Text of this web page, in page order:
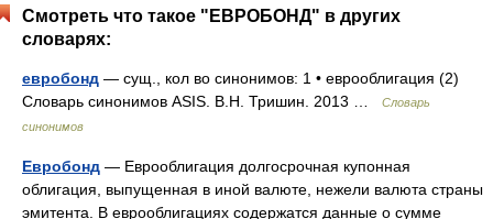
Смотреть что такое "ЕВРОБОНД" в других
словарях:
евробонд — сущ., кол во синонимов: 1 • еврооблигация (2)
Словарь синонимов ASIS. В.Н. Тришин. 2013 …
Словарь
синонимов
Евробонд — Еврооблигация долгосрочная купонная
облигация, выпущенная в иной валюте, нежели валюта страны
эмитента. В еврооблигациях содержатся данные о сумме